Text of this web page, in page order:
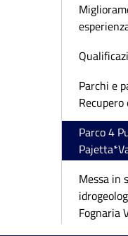
Parchi e
Parco 4
Messa in
Fognaria